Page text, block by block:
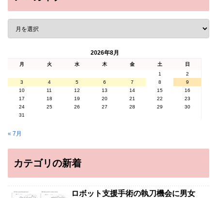
2026年8月
月 火 水 木 金 土
日
1
2
3
4 5 6 7 8
9
10
11 12 13 14 15
16
17
18 19 20 21 22
23
24
25 26 27 28 29
30
31
« 7月
カテゴリの新着
ロボット支援手術の執刀機会に男女